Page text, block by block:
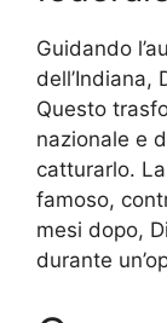
Guidando
dell’Indiana,
Questo
nazionale e
catturarlo.
famoso,
mesi dopo,
durante